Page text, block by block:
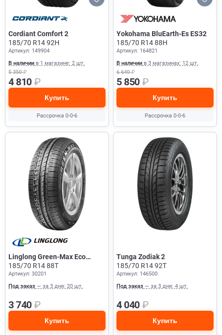
Cordiant Comfort 2
185/70 R14 92H
Артикул: 149904
В наличии в 1 магазине: 2 шт.
5 350₽
4 810 ₽
Купить
Рассрочка 0-0-6
Yokohama BluEarth-Es ES32
185/70 R14 88H
Артикул: 164821
В наличии в 3 магазинах: 12 шт.
6 640₽
5 850 ₽
Купить
Рассрочка 0-0-6
Linglong Green-Max Eco
Touring
185/70 R14 88T
Артикул: 30201
Под заказ — за 3 дня: 20 шт.
3 740 ₽
Купить
Tunga Zodiak 2
185/70 R14 92T
Артикул: 146500
Под заказ — за 3 дня: 4 шт.
4 040 ₽
Купить